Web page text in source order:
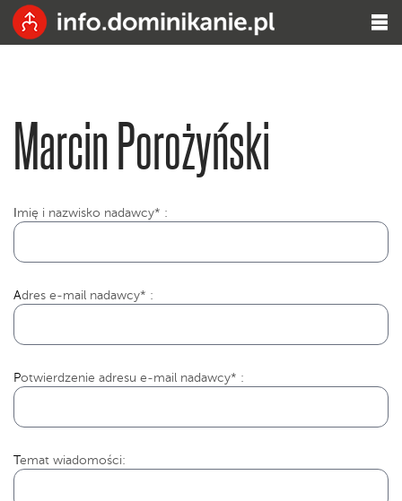
Marcin Porożyński
mię i nazwisko nadawcy* :
Adres e-mail nadawcy* :
Potwierdzenie adresu e-mail nadawcy* :
Temat wiadomości: